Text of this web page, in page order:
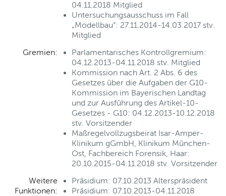
04.11.2018 Mitglied
Untersuchungsausschuss im Fall
„Modellbau“: 27.11.2014-14.03.2017 stv.
Mitglied
Gremien:
Parlamentarisches Kontrollgremium:
04.12.2013-04.11.2018 stv. Mitglied
Kommission nach Art. 2 Abs. 6 des
Gesetzes über die Aufgaben der G10-
Kommission im Bayerischen Landtag
und zur Ausführung des Artikel-10-
Gesetzes - G10: 04.12.2013-10.12.2018
stv. Vorsitzender
Maßregelvollzugsbeirat Isar-Amper-
Klinikum gGmbH, Klinikum München-
Ost, Fachbereich Forensik, Haar:
20.10.2015-04.11.2018 stv. Vorsitzender
Weitere
Funktionen:
Präsidium: 07.10.2013 Alterspräsident
Präsidium: 07.10.2013-04.11.2018